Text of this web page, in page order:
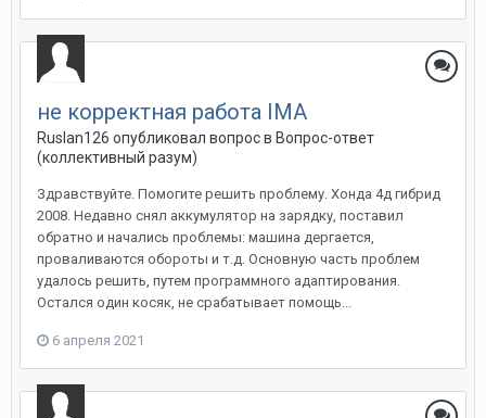
не корректная работа IMA
Ruslan126 опубликовал вопрос в Вопрос-ответ
(коллективный разум)
Здравствуйте. Помогите решить проблему. Хонда 4д гибрид
2008. Недавно снял аккумулятор на зарядку, поставил
обратно и начались проблемы: машина дергается,
проваливаются обороты и т.д. Основную часть проблем
удалось решить, путем программного адаптирования.
Остался один косяк, не срабатывает помощь...
6 апреля 2021